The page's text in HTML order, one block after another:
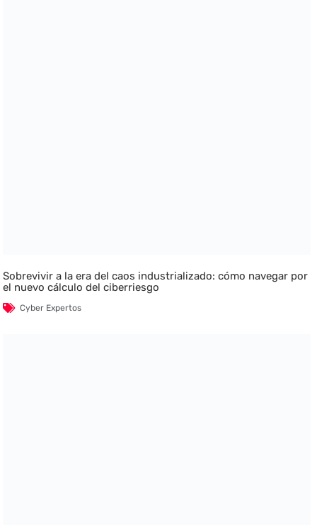
Sobrevivir a la era del caos industrializado: cómo navegar por
el nuevo cálculo del ciberriesgo
Cyber Expertos